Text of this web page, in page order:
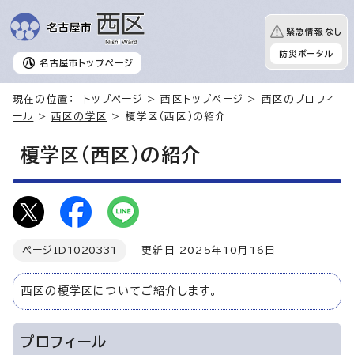
名古屋市 トップページ
緊急情報なし
防災ポータル
現在の位置： トップページ >西区トップページ > 西区のプロフィ
ール
>西区の学区 > 榎学区（西区）の紹介
榎学区（西区）の紹介
ページID 1020331 更新日 2025年10月16日
西区の榎学区についてご紹介します。
プロフィール